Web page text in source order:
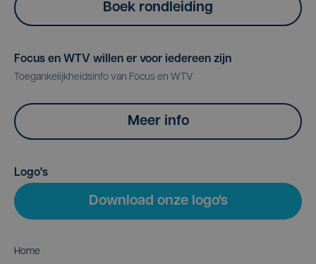
Boek rondleiding
Focus en WTV willen er voor iedereen zijn
Toegankelijkheidsinfo van Focus en WTV
Meer info
Logo's
Download onze logo's
Home